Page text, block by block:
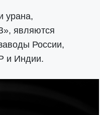
урана,
являются
России,
и Индии.